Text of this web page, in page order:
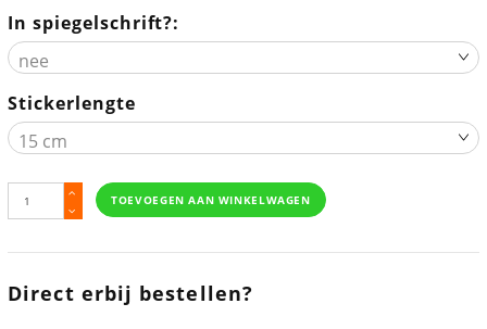
In spiegelschrift?:
Stickerlengte
TOEVOEGEN AAN WINKELWAGEN
Direct erbij bestellen?